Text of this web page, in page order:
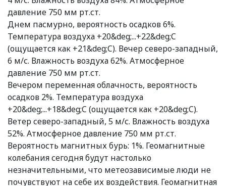
давление 750 мм рт.ст.
Днем пасмурно, вероятность осадков 6%.
Температура воздуха +20&deg;...+22&deg;C
(ощущается как +21&deg;C). Вечер северо-западный,
6 м/с. Влажность воздуха 62%. Атмосферное
давление 750 мм рт.ст.
Вечером переменная облачность, вероятность
осадков 2%. Температура воздуха
+20&deg;...+18&deg;C (ощущается как +20&deg;C).
Ветер северо-западный, 5 м/с. Влажность воздуха
52%. Атмосферное давление 750 мм рт.ст.
Вероятность магнитных бурь: 1%. Геомагнитные
колебания сегодня будут настолько
незначительными, что метеозависимые люди не
почувствуют на себе их воздействия. Геомагнитная